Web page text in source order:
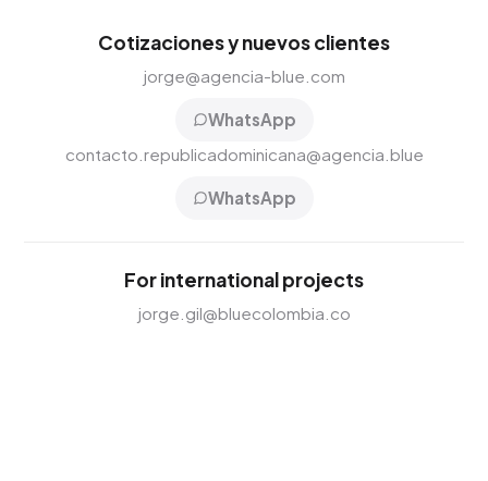
Cotizaciones y nuevos clientes
jorge@agencia-blue.com
WhatsApp
contacto.republicadominicana@agencia.blue
WhatsApp
For international projects
jorge.gil@bluecolombia.co